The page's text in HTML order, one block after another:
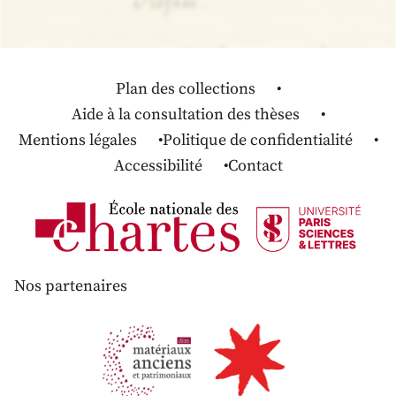
Plan des collections
Aide à la consultation des thèses
Mentions légales
Politique de confidentialité
Accessibilité
Contact
Nos partenaires